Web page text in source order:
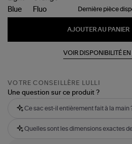
Dernière pièce
AJOUTER AU PANIER
VOIR DISPONIBILITÉ
VOTRE CONSEILLÈRE LULLI
Une question sur ce produit ?
Ce sac est-il entièrement fait à la main
Quelles sont les dimensions exactes